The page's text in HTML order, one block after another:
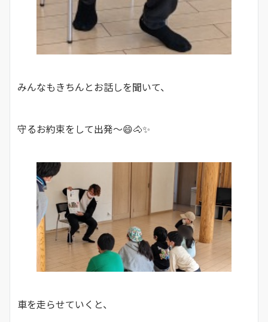
みんなもきちんとお話しを聞いて、
守るお約束をして出発～😄🐴✨
車を走らせていくと、